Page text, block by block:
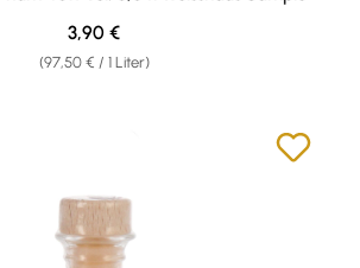
(97,50 € / 1 Liter)
Regulärer Preis:
3,90 €